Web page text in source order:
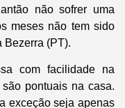
não sofrer uma
meses não tem sido
Bezerra (PT).
com facilidade na
pontuais na casa.
exceção seja apenas